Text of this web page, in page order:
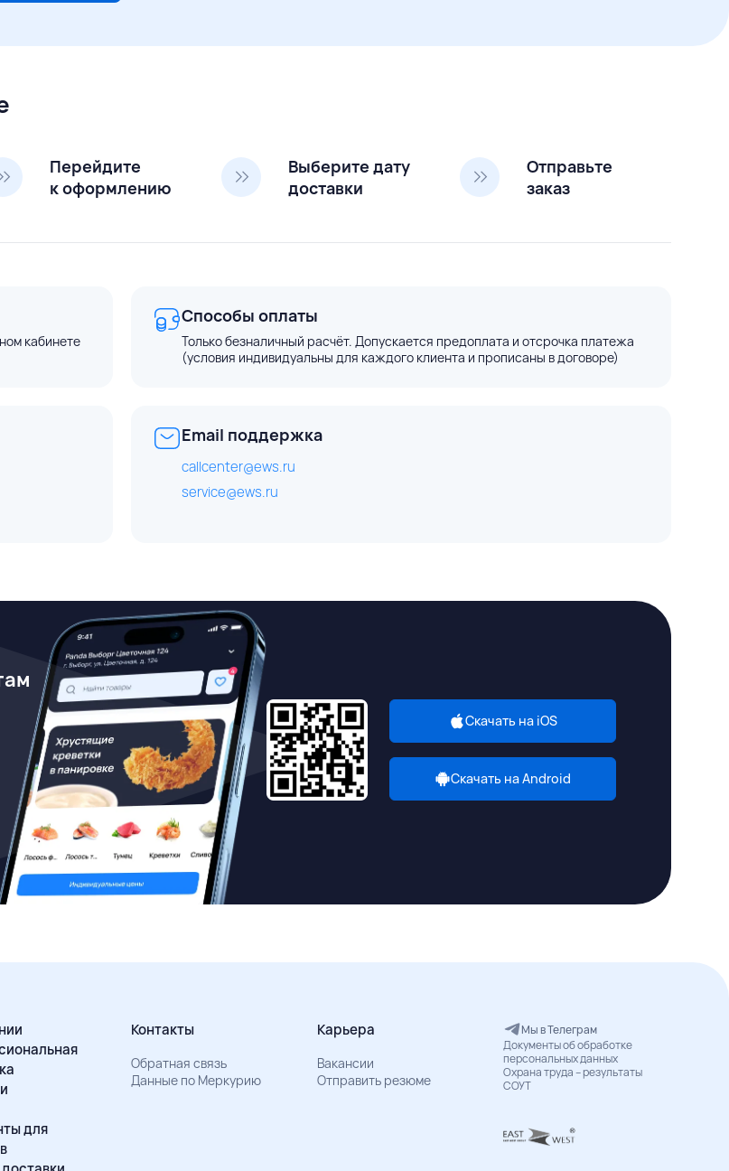
Перейдите
к оформлению
Выберите дату
доставки
Отправьте
заказ
кабинете
Способы оплаты
Только безналичный расчёт. Допускается предоплата и отсрочка платежа
(условия индивидуальны для каждого клиента и прописаны в договоре)
Email поддержка
callcenter@ews.ru
service@ews.ru
Скачать на iOS
Скачать на Android
для
Контакты
Обратная связь
Данные по Меркурию
Карьера
Вакансии
Отправить резюме
Мы в Телеграм
Документы об обработке
персональных данных
Охрана труда – результаты
СОУТ